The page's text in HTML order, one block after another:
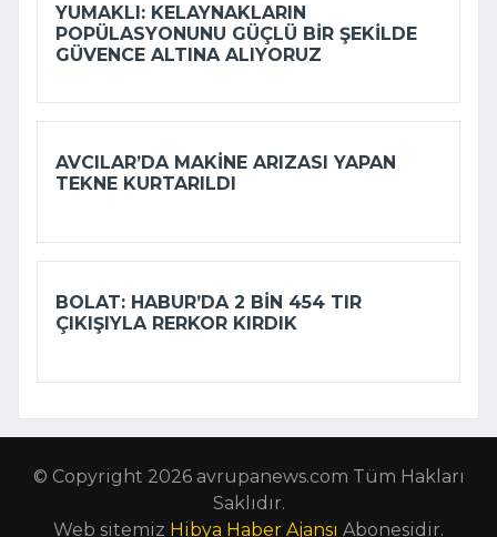
YUMAKLI: KELAYNAKLARIN
POPÜLASYONUNU GÜÇLÜ BIR ŞEKILDE
GÜVENCE ALTINA ALIYORUZ
AVCILAR’DA MAKINE ARIZASI YAPAN
TEKNE KURTARILDI
BOLAT: HABUR’DA 2 BIN 454 TIR
ÇIKIŞIYLA RERKOR KIRDIK
© Copyright 2026 avrupanews.com Tüm Hakları
Saklıdır.
Web sitemiz Hibya Haber Ajansı Abonesidir.